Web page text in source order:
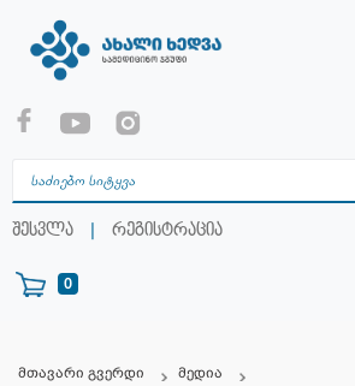
შესვლა | რეგისტრაცია
0
მთავარი გვერდი
მედია